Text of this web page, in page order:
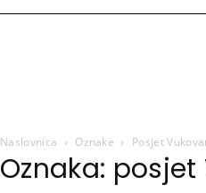
Naslovnica Oznake Posjet
Oznaka: